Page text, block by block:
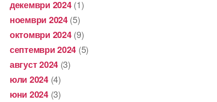
декември 2024(1)
ноември 2024(5)
октомври 2024(9)
септември 2024 (5)
август 2024 (3)
юли 2024(4)
юни 2024(3)